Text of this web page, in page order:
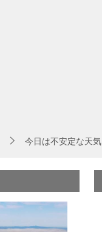
今日は不安定な天気